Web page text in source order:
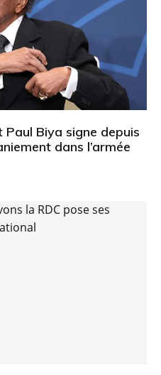
Paul Biya signe depuis
dans l’armée